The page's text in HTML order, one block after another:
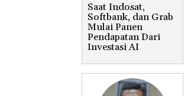
Saat Indosat,
Softbank, dan Grab
Mulai Panen
Pendapatan Dari
Investasi AI